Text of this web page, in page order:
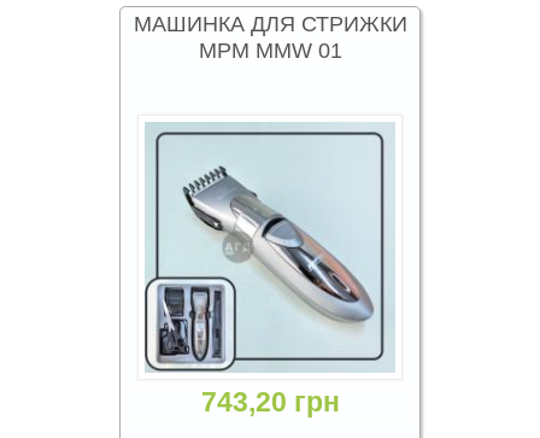
МАШИНКА ДЛЯ СТРИЖКИ
MPM MMW 01
743,20 грн